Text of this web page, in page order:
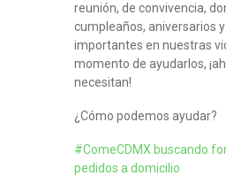
reunión, de convivencia,
cumpleaños, aniversarios
importantes en nuestras
momento de ayudarlos,
necesitan!
¿Cómo podemos ayudar?
#ComeCDMX buscando
pedidos a domicilio